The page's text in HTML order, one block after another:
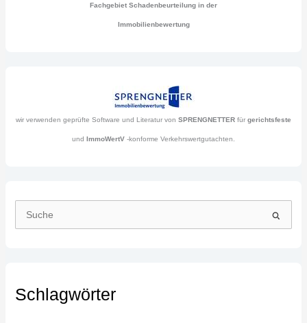
Fachgebiet Schadenbeurteilung in der
Immobilienbewertung
wir verwenden geprüfte Software und Literatur von SPRENGNETTER für gerichtsfeste
und ImmoWertV -konforme Verkehrswertgutachten.
e
Schlagwörter